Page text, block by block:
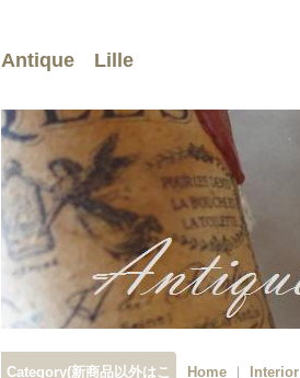
Antique Lille
Category(新商品以外はこ
Home Interior